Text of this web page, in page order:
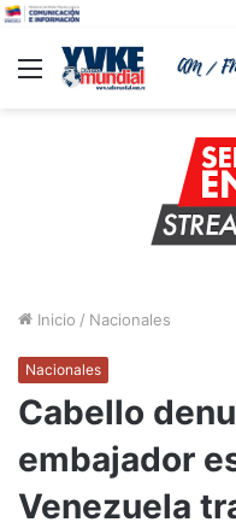
Menu
Inicio / Nacionales
Nacionales
Cabello
embajador
Venezuela